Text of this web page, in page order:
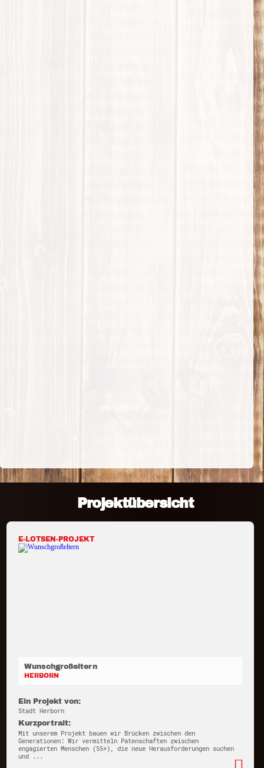
Projektübersicht
E-LOTSEN-PROJEKT
Wunschgroßeltern
HERBORN
Ein Projekt von:
Stadt Herborn
Kurzportrait:
Mit unserem Projekt bauen wir Brücken zwischen den
Generationen: Wir vermitteln Patenschaften zwischen
engagierten Menschen (55+), die neue Herausforderungen suchen
und ...